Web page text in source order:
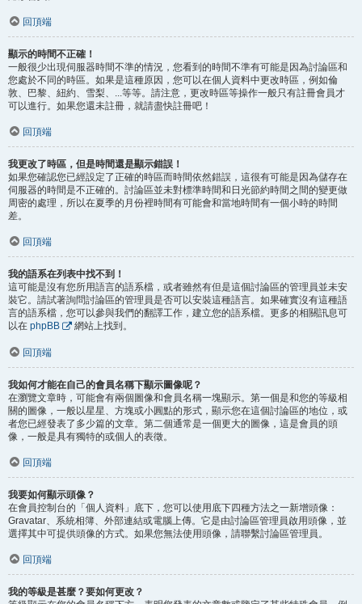
回頂端
顯示的時間不正確！
一般很少出現伺服器時間不準的情況，您看到的時間不準有可能是因為討論區和
您處於不同的時區。如果是這種原因，您可以在個人資料中更改時區，例如倫
敦、巴黎、紐約、雪梨、...等等。請注意，更改時區等操作一般只有註冊會員才
可以進行。如果您還未註冊，就請盡快註冊吧！
回頂端
我更改了時區，但是時間還是顯示錯誤！
如果您確認您已經設定了正確的時區而時間依然錯誤，這很有可能是因為儲存在
伺服器的時間是不正確的。討論區並未對標準時間和日光節約時間之間的變更做
周密的處理，所以在夏季的月份裡時間有可能會和當地時間有一個小時的時間
差。
回頂端
我的語系在列表中找不到！
這可能是沒有您所用語言的語系檔，或者雖然有但是這個討論區的管理員並未安
裝它。請試著詢問討論區的管理員是否可以安裝這種語言。如果確實沒有這種語
言的語系檔，您可以參與我們的翻譯工作，建立您的語系檔。更多的相關訊息可
以在 phpBB 網站上找到。
回頂端
我如何才能在自己的會員名稱下顯示圖像呢？
在瀏覽文章時，可能會有兩個圖像和會員名稱一塊顯示。第一個是和您的等級相
關的圖像，一般以星星、方塊或小圓點的形式，顯示您在這個討論區的地位，或
者您已經發表了多少篇的文章。第二個通常是一個更大的圖像，這是會員的頭
像，一般是具有獨特的或個人的表徵。
回頂端
我要如何顯示頭像？
在會員控制台的「個人資料」底下，您可以使用底下四種方法之一新增頭像：
Gravatar、系統相簿、外部連結或電腦上傳。它是由討論區管理員啟用頭像，並
選擇其中可提供頭像的方式。如果您無法使用頭像，請聯繫討論區管理員。
回頂端
我的等級是甚麼？要如何更改？